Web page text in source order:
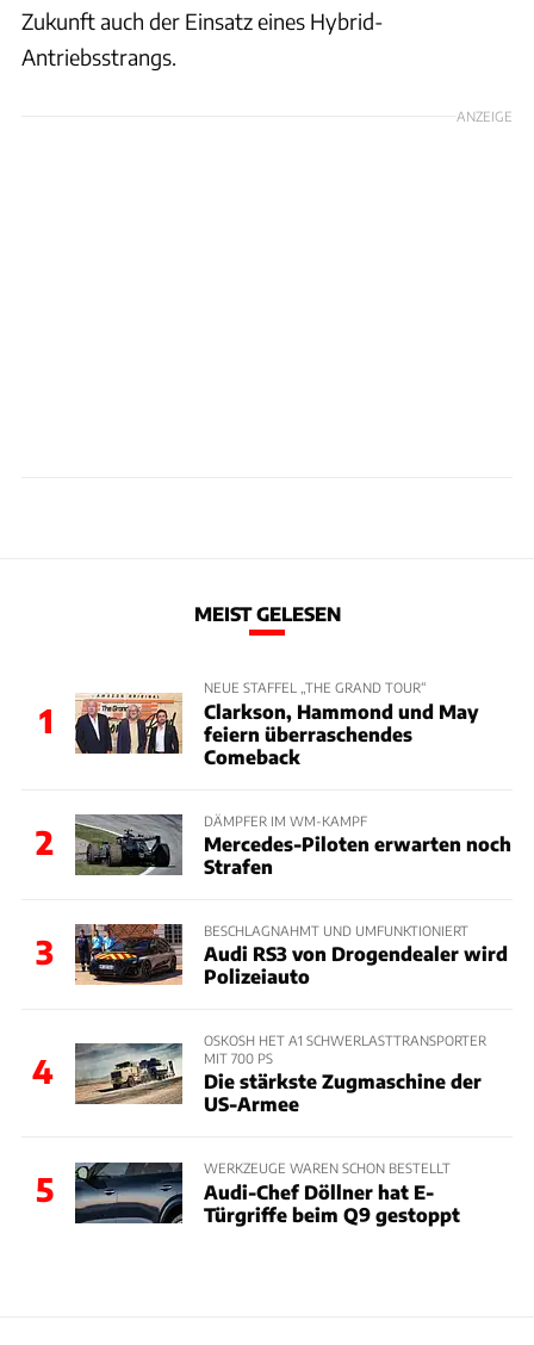
Zukunft auch der Einsatz eines Hybrid-
Antriebsstrangs.
ANZEIGE
MEIST GELESEN
1
NEUE STAFFEL „THE GRAND TOUR“
Clarkson, Hammond und May
feiern überraschendes
Comeback
2
DÄMPFER IM WM-KAMPF
Mercedes-Piloten erwarten noch
Strafen
3
BESCHLAGNAHMT UND UMFUNKTIONIERT
Audi RS3 von Drogendealer wird
Polizeiauto
4
OSKOSH HET A1 SCHWERLASTTRANSPORTER
MIT 700 PS
Die stärkste Zugmaschine der
US-Armee
5
WERKZEUGE WAREN SCHON BESTELLT
Audi-Chef Döllner hat E-
Türgriffe beim Q9 gestoppt